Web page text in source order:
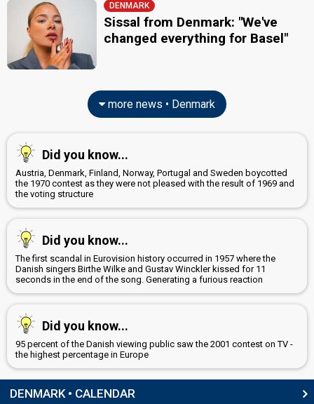
DENMARK
Sissal from Denmark: "We've
changed everything for Basel"
more news • Denmark
Did you know...
Austria, Denmark, Finland, Norway, Portugal and Sweden boycotted
the 1970 contest as they were not pleased with the result of 1969 and
the voting structure
Did you know...
The first scandal in Eurovision history occurred in 1957 where the
Danish singers Birthe Wilke and Gustav Winckler kissed for 11
seconds in the end of the song. Generating a furious reaction
Did you know...
95 percent of the Danish viewing public saw the 2001 contest on TV -
the highest percentage in Europe
DENMARK • CALENDAR